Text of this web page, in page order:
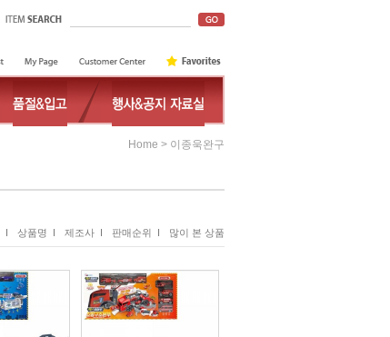
Home > 이종욱완구
상품명 I 제조사 I 판매순위 I 많이 본 상품